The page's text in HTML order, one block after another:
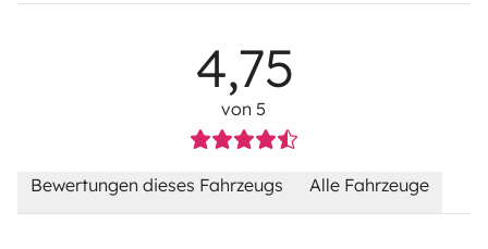
4,75
von 5
Bewertungen dieses Fahrzeugs Alle Fahrzeuge